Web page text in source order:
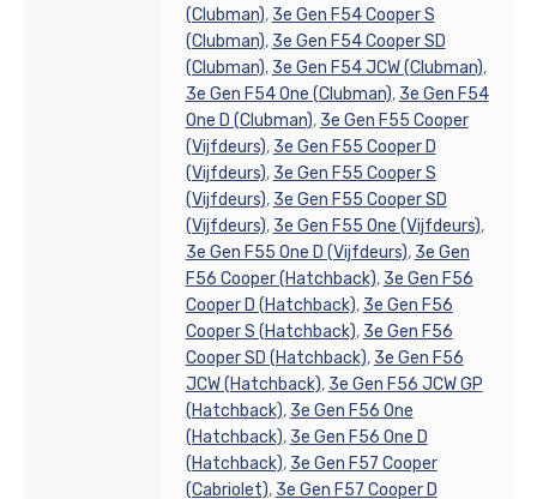
(Clubman), 3e Gen F54 Cooper S
(Clubman), 3e Gen F54 Cooper SD
(Clubman), 3e Gen F54 JCW (Clubman),
3e Gen F54 One (Clubman), 3e Gen F54
One D (Clubman), 3e Gen F55 Cooper
(Vijfdeurs), 3e Gen F55 Cooper D
(Vijfdeurs), 3e Gen F55 Cooper S
(Vijfdeurs), 3e Gen F55 Cooper SD
(Vijfdeurs), 3e Gen F55 One (Vijfdeurs),
3e Gen F55 One D (Vijfdeurs), 3e Gen
F56 Cooper (Hatchback), 3e Gen F56
Cooper D (Hatchback), 3e Gen F56
Cooper S (Hatchback), 3e Gen F56
Cooper SD (Hatchback), 3e Gen F56
JCW (Hatchback), 3e Gen F56 JCW GP
(Hatchback), 3e Gen F56 One
(Hatchback), 3e Gen F56 One D
(Hatchback), 3e Gen F57 Cooper
(Cabriolet), 3e Gen F57 Cooper D